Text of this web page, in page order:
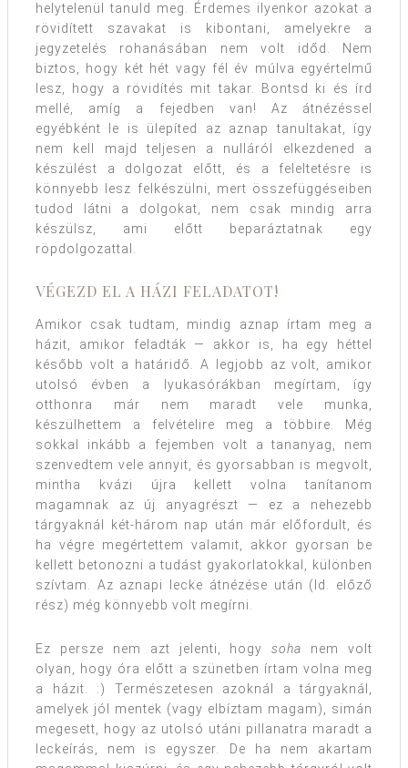
helytelenül tanuld meg. Érdemes ilyenkor azokat a
rövidített szavakat is kibontani, amelyekre a
jegyzetelés rohanásában nem volt időd. Nem
biztos, hogy két hét vagy fél év múlva egyértelmű
lesz, hogy a rövidítés mit takar. Bontsd ki és írd
mellé, amíg a fejedben van! Az átnézéssel
egyébként le is ülepíted az aznap tanultakat, így
nem kell majd teljesen a nulláról elkezdened a
készülést a dolgozat előtt, és a feleltetésre is
könnyebb lesz felkészülni, mert összefüggéseiben
tudod látni a dolgokat, nem csak mindig arra
készülsz, ami előtt beparáztatnak egy
röpdolgozattal.
VÉGEZD EL A HÁZI FELADATOT!
Amikor csak tudtam, mindig aznap írtam meg a
házit, amikor feladták — akkor is, ha egy héttel
később volt a határidő. A legjobb az volt, amikor
utolsó évben a lyukasórákban megírtam, így
otthonra már nem maradt vele munka,
készülhettem a felvételire meg a többire. Még
sokkal inkább a fejemben volt a tananyag, nem
szenvedtem vele annyit, és gyorsabban is megvolt,
mintha kvázi újra kellett volna tanítanom
magamnak az új anyagrészt — ez a nehezebb
tárgyaknál két-három nap után már előfordult, és
ha végre megértettem valamit, akkor gyorsan be
kellett betonozni a tudást gyakorlatokkal, különben
szívtam. Az aznapi lecke átnézése után (ld. előző
rész) még könnyebb volt megírni.
Ez persze nem azt jelenti, hogysoha nem volt
olyan, hogy óra előtt a szünetben írtam volna meg
a házit. :) Természetesen azoknál a tárgyaknál,
amelyek jól mentek (vagy elbíztam magam), simán
megesett, hogy az utolsó utáni pillanatra maradt a
leckeírás, nem is egyszer. De ha nem akartam